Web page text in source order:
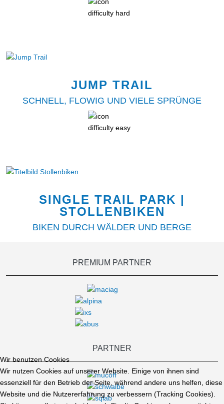
JUMP TRAIL
SCHNELL, FLOWIG UND VIELE SPRÜNGE
SINGLE TRAIL PARK |
STOLLENBIKEN
BIKEN DURCH WÄLDER UND BERGE
PREMIUM PARTNER
PARTNER
Wir benutzen Cookies
Wir nutzen Cookies auf unserer Website. Einige von ihnen sind
essenziell für den Betrieb der Seite, während andere uns helfen, diese
Website und die Nutzererfahrung zu verbessern (Tracking Cookies).